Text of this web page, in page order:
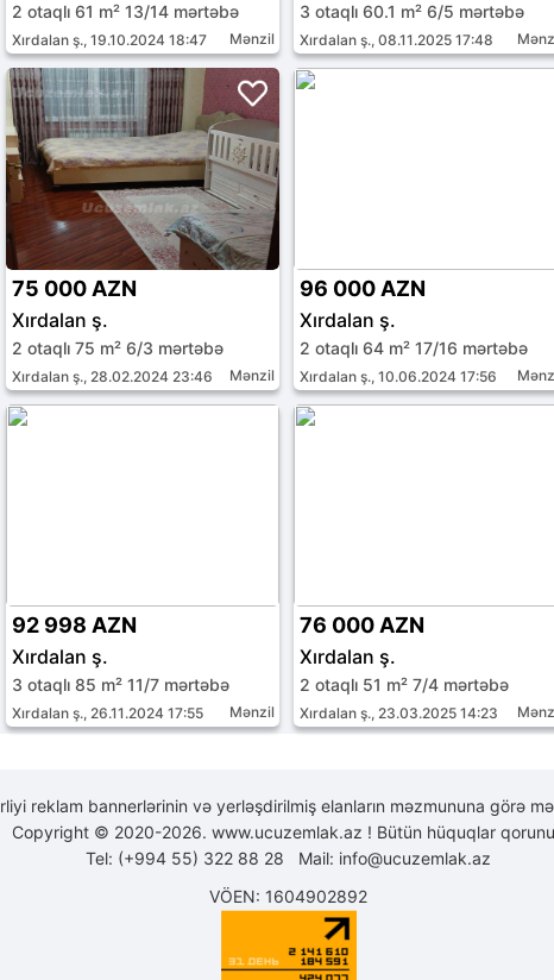
2 otaqlı 61 m² 13/14 mərtəbə
Xırdalan ş., 19.10.2024 18:47 Mənzil
3 otaqlı 60.1 m² 6/5 mərtəbə
Xırdalan ş., 08.11.2025 17:48
75 000 AZN
Xırdalan ş.
2 otaqlı 75 m² 6/3 mərtəbə
Xırdalan ş., 28.02.2024 23:46 Mənzil
96 000 AZN
Xırdalan ş.
2 otaqlı 64 m² 17/16 mərtəbə
Xırdalan ş., 10.06.2024 17:56
92 998 AZN
Xırdalan ş.
3 otaqlı 85 m² 11/7 mərtəbə
Xırdalan ş., 26.11.2024 17:55 Mənzil
76 000 AZN
Xırdalan ş.
2 otaqlı 51 m² 7/4 mərtəbə
Xırdalan ş., 23.03.2025 14:23
reklam bannerlərinin və yerləşdirilmiş elanların məzmununa görə
Copyright © 2020-2026. www.ucuzemlak.az ! Bütün hüquqlar
Tel: (+994 55) 322 88 28 Mail: info@ucuzemlak.az
VÖEN: 1604902892